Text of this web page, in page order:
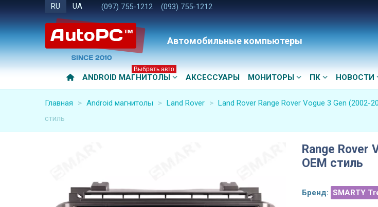
RU UA (097) 755-1212 (093) 755-1212
Автомобильные компьютеры
ANDROID МАГНИТОЛЫ
Выбрать авто
АКСЕССУАРЫ МОНИТОРЫ ПК НОВОСТИ
Главная > Android магнитолы > Land Rover > Land Rover Range Rover Vogue 3 Gen (2002-
стиль
Range Rover
OEM стиль
Бренд: SMARTY